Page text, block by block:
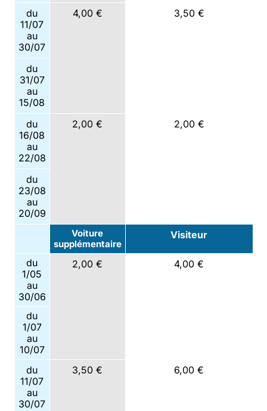
du
11/07
au
30/07
4,00 € 3,50 €
du
31/07
au
15/08
du
16/08
au
22/08
2,00 € 2,00 €
du
23/08
au
20/09
Voiture
supplémentaire
Visiteur
du
1/05
au
30/06
2,00 € 4,00 €
du
1/07
au
10/07
du
11/07
au
30/07
3,50 € 6,00 €